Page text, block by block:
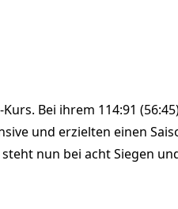
Bei ihrem 114:91
und erzielten einen
nun bei acht Siegen